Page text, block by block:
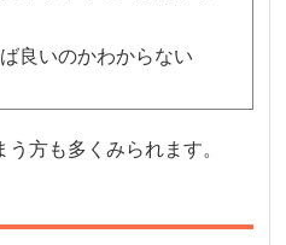
良いのかわからない
方も多くみられます。